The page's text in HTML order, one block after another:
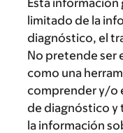
Esta información
limitado de la
diagnóstico, el
No pretende ser
como una
comprender y/o
de diagnóstico y
la información